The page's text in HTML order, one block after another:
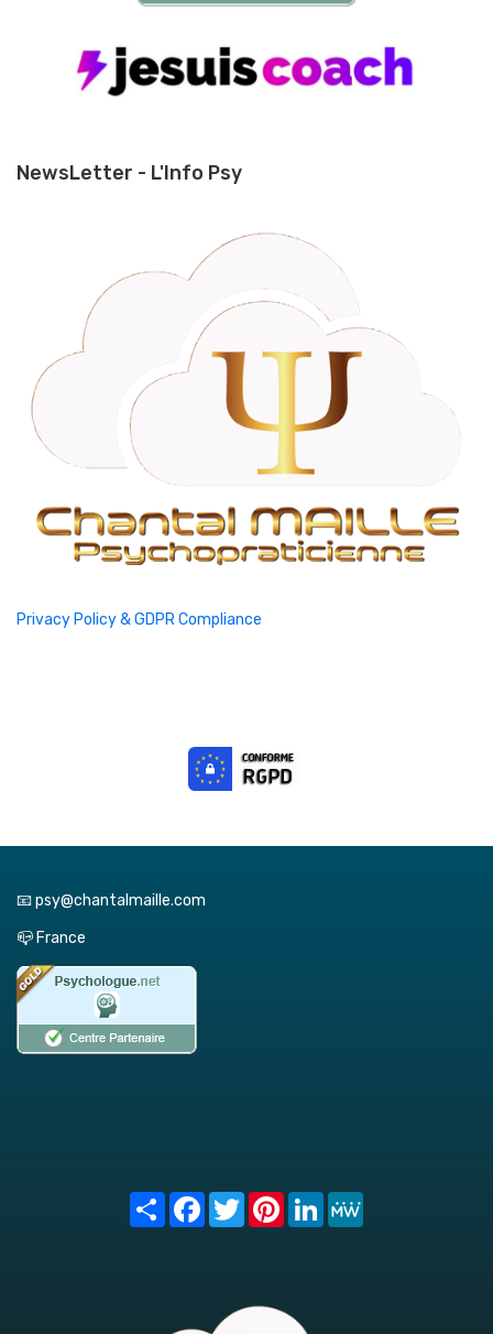
NewsLetter - L'Info Psy
Privacy Policy & GDPR Compliance
📧 psy@chantalmaille.com
📪 France
Share FacebookTwitterPinterest
LinkedIn